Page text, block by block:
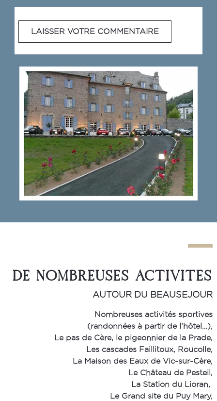
LAISSER VOTRE COMMENTAIRE
DE NOMBREUSES ACTIVITES
AUTOUR DU BEAUSEJOUR
Nombreuses activités sportives
(randonnées à partir de l'hôtel…),
Le pas de Cère, le pigeonnier de la Prade,
Les cascades Faillitoux, Roucolle,
La Maison des Eaux de Vic-sur-Cère,
Le Château de Pesteil,
La Station du Lioran,
Le Grand site du Puy Mary,